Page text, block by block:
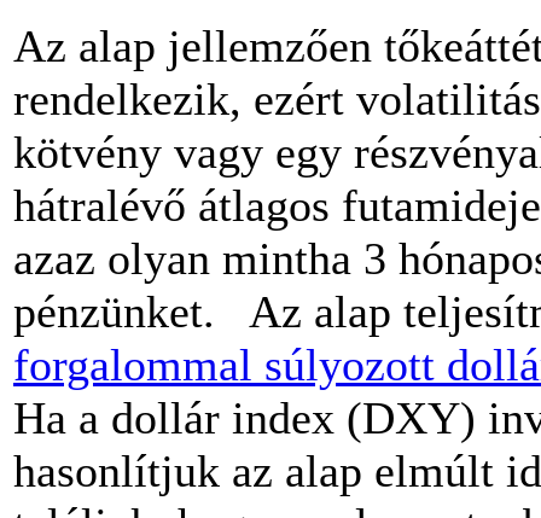
Az alap jellemzően
rendelkezik, ezért
kötvény vagy egy
hátralévő átlagos
azaz olyan mintha 3
pénzünket. Az alap
forgalommal súlyozott
Ha a dollár index (DXY)
hasonlítjuk az alap elmúlt